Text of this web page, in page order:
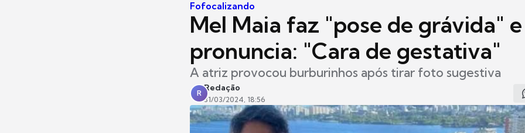
Fofocalizando
Mel Maia faz "pose de grávida"
pronuncia: "Cara de gestativa"
A atriz provocou burburinhos após tirar foto sugestiva
R
Redação
31/03/2024, 18:56